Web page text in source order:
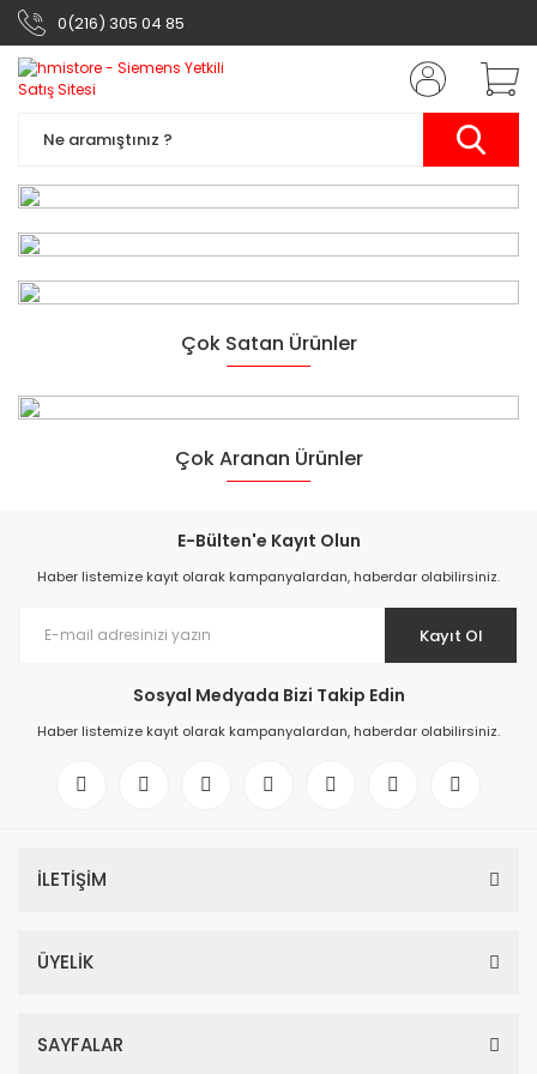
0(216) 305 04 85
Siemens Otomasyon
Ürünleri
Çok Satan Ürünler
6ES7521-1BL00-0AB0 SIMATIC S7-1500, digital input module DI 32x24
Çok Aranan Ürünler
E-Bülten'e Kayıt Olun
Haber listemize kayıt olarak kampanyalardan, haberdar olabilirsiniz.
Kayıt Ol
Sosyal Medyada Bizi Takip Edin
Haber listemize kayıt olarak kampanyalardan, haberdar olabilirsiniz.
İLETİŞİM
ÜYELİK
SAYFALAR